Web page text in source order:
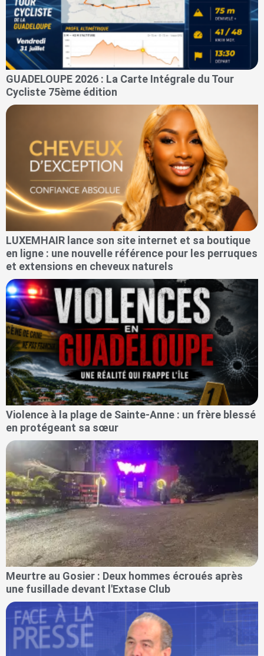
GUADELOUPE 2026 : La Carte Intégrale du Tour
Cycliste 75ème édition
LUXEMHAIR lance son site internet et sa boutique
en ligne : une nouvelle référence pour les perruques
et extensions en cheveux naturels
Violence à la plage de Sainte-Anne : un frère blessé
en protégeant sa sœur
Meurtre au Gosier : Deux hommes écroués après
une fusillade devant l'Extase Club